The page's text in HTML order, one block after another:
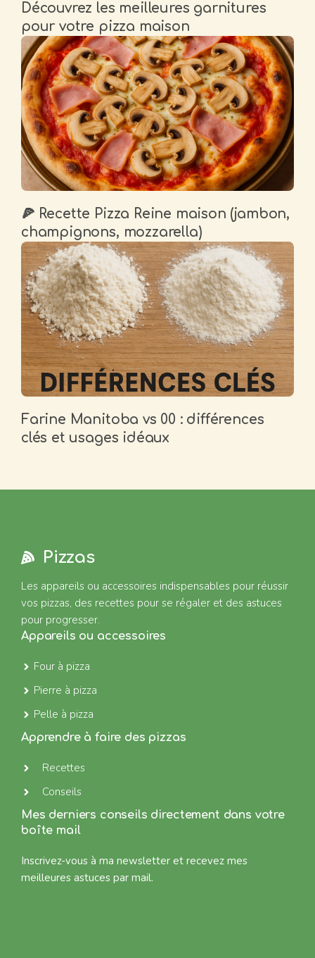
Découvrez les meilleures garnitures
pour votre pizza maison
🍕 Recette Pizza Reine maison (jambon,
champignons, mozzarella)
Farine Manitoba vs 00 : différences
clés et usages idéaux
Pizzas
Les appareils ou accessoires indispensables pour réussir
vos pizzas, des recettes pour se régaler et des astuces
pour progresser.
Appareils ou accessoires
Four à pizza
Pierre à pizza
Pelle à pizza
Apprendre à faire des pizzas
Recettes
Conseils
Mes derniers conseils directement dans votre
boîte mail
Inscrivez-vous à ma newsletter et recevez mes
meilleures astuces par mail.